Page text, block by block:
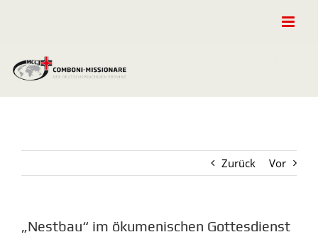
Zurück Vor
„Nestbau“ im ökumenischen Gottesdienst